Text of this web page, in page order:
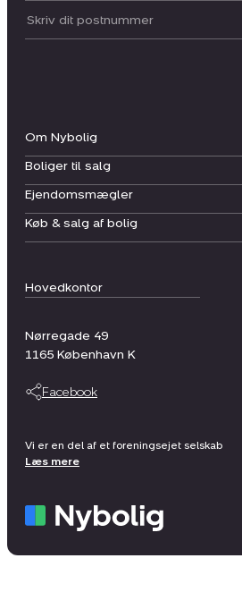
Hovedkontor
Nørregade 49
1165 København K
Facebook
Om Nybolig
Boliger til salg
Ejendomsmægler
Køb & salg af bolig
Postnummer
Vi er en del af et foreningsejet selskab
Læs mere